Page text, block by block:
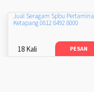
Jual Seragam Spbu Pertamina
Ketapang 0812 8492 8000
18 Kali PESAN